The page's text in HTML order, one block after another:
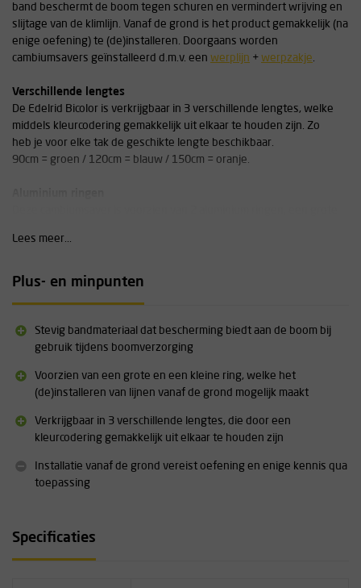
band beschermt de boom tegen schuren en vermindert wrijving en
slijtage van de klimlijn. Vanaf de grond is het product gemakkelijk (na
enige oefening) te (de)installeren. Doorgaans worden
cambiumsavers geïnstalleerd d.m.v. een werplijn + werpzakje
Verschillende lengtes
De Edelrid Bicolor is verkrijgbaar in 3 verschillende lengtes, welke
middels kleurcodering gemakkelijk uit elkaar te houden zijn. Zo
heb je voor elke tak de geschikte lengte beschikbaar.
90cm = groen / 120cm = blauw / 150cm = oranje.
heeft de kleur van de betreffende lengte; dus groen, blauw of
heen.
Lengte: 90, 120 of 150 cm
Gewicht: 175 / 200 / 229 gram
Breedte: 26mm
Breeksterkte: 25 kN
Afmetingen kleine ring: binnenkant 28mm / buitenkant 53mm
Lees meer...
Plus- en minpunten
Stevig bandmateriaal dat bescherming biedt aan de boom bij
gebruik tijdens boomverzorging
Voorzien van een grote en een kleine ring, welke het
(de)installeren van lijnen vanaf de grond mogelijk maakt
Verkrijgbaar in 3 verschillende lengtes, die door een
kleurcodering gemakkelijk uit elkaar te houden zijn
Installatie vanaf de grond vereist oefening en enige kennis qua
toepassing
Specificaties